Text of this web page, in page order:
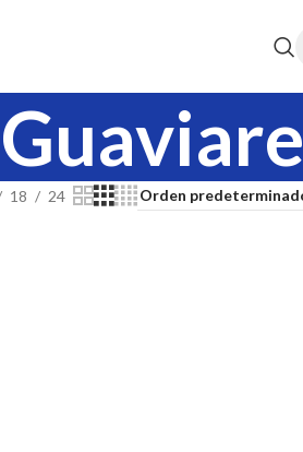
18 24